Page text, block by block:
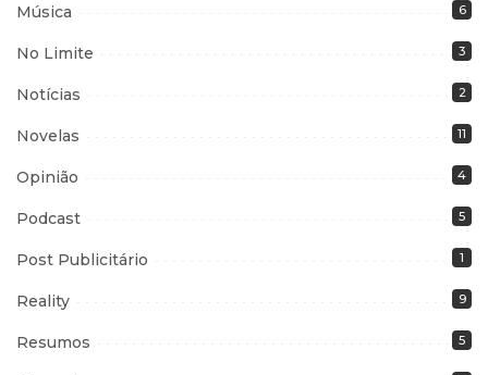
Música 6
No Limite 3
Notícias 2
Novelas 11
Opinião 4
Podcast 5
Post Publicitário 1
Reality 9
Resumos 5